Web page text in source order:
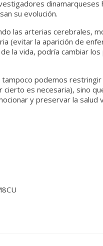
su evolución.
las arterias cerebrales,
(evitar la aparición de
la vida, podría cambiar
podemos
es necesaria), sino
y preservar la salud